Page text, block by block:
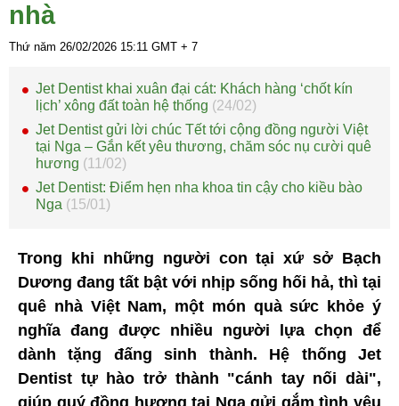
nhà
Thứ năm 26/02/2026 15:11 GMT + 7
Jet Dentist khai xuân đại cát: Khách hàng ‘chốt kín
lịch’ xông đất toàn hệ thống (24/02)
Jet Dentist gửi lời chúc Tết tới cộng đồng người Việt
tại Nga – Gắn kết yêu thương, chăm sóc nụ cười quê
hương (11/02)
Jet Dentist: Điểm hẹn nha khoa tin cậy cho kiều bào
Nga (15/01)
Trong khi những người con tại xứ sở Bạch
Dương đang tất bật với nhịp sống hối hả, thì tại
quê nhà Việt Nam, một món quà sức khỏe ý
nghĩa đang được nhiều người lựa chọn để
dành tặng đấng sinh thành. Hệ thống Jet
Dentist tự hào trở thành "cánh tay nối dài",